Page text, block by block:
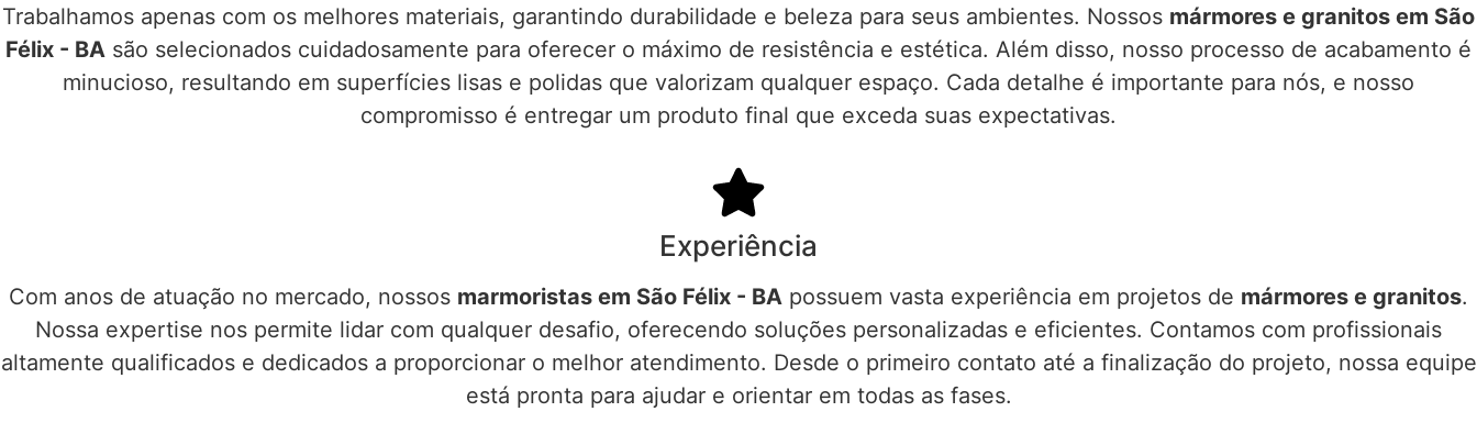
Trabalhamos apenas com os melhores materiais, garantindo durabilidade e beleza para seus ambientes. Nossos mármores e granitos em São
Félix - BA são selecionados cuidadosamente para oferecer o máximo de resistência e estética. Além disso, nosso processo de acabamento é
minucioso, resultando em superfícies lisas e polidas que valorizam qualquer espaço. Cada detalhe é importante para nós, e nosso
compromisso é entregar um produto final que exceda suas expectativas.
Experiência
Com anos de atuação no mercado, nossos marmoristas em São Félix - BA possuem vasta experiência em projetos de mármores e granitos.
Nossa expertise nos permite lidar com qualquer desafio, oferecendo soluções personalizadas e eficientes. Contamos com profissionais
altamente qualificados e dedicados a proporcionar o melhor atendimento. Desde o primeiro contato até a finalização do projeto, nossa equipe
está pronta para ajudar e orientar em todas as fases.